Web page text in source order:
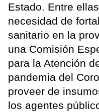
Estado. Entre
necesidad de
sanitario en la
una Comisión
para la Atención
pandemia del
proveer de
los agentes